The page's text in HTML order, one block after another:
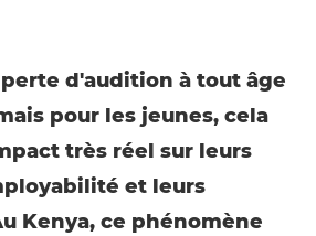
d'audition à tout âge
pour les jeunes, cela
très réel sur leurs
et leurs
Kenya, ce phénomène